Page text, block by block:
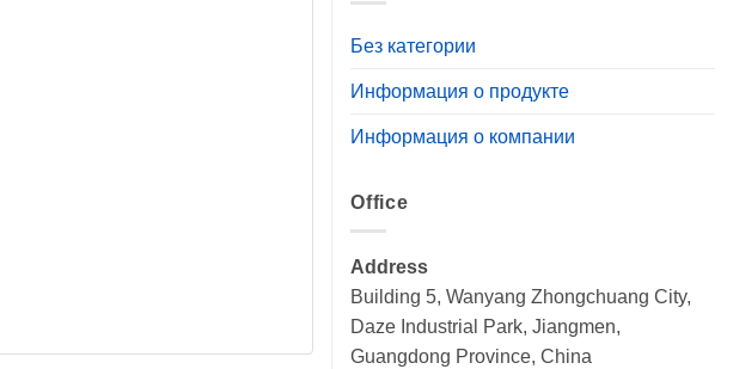
Без категории
Информация о продукте
Информация о компании
Office
Address
Building 5, Wanyang Zhongchuang City,
Daze Industrial Park, Jiangmen,
Guangdong Province, China